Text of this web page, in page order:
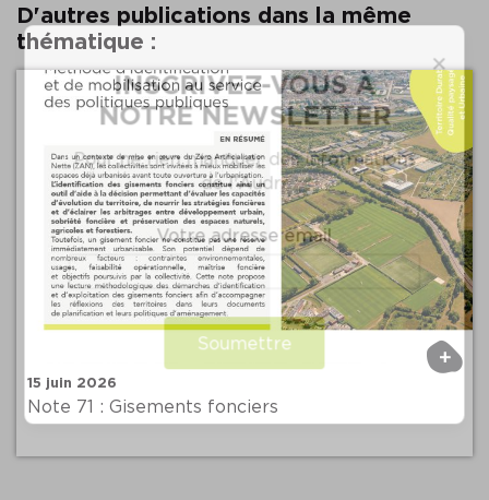
D'autres publications dans la même
thématique :
Précédent
+
15 juin 2026
Note 71 : Gisements fonciers
×
INSCRIVEZ-VOUS À
NOTRE NEWSLETTER
Pour ne rien manquer des informations
de l'Audrr
Votre adresse email
Soumettre